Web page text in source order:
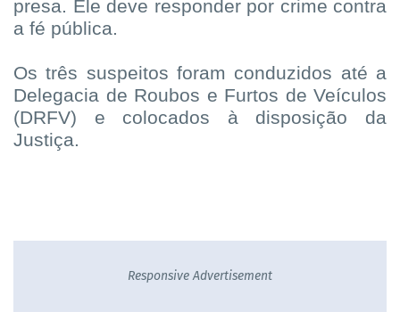
presa. Ele deve responder por crime contra
a fé pública.
Os três suspeitos foram conduzidos até a
Delegacia de Roubos e Furtos de Veículos
(DRFV) e colocados à disposição da
Justiça.
Responsive Advertisement